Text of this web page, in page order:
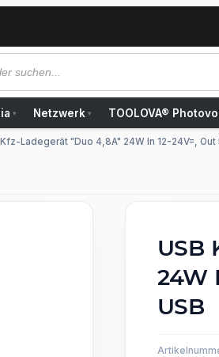
▾ Netzwerk ▾ TOOLOVA®
Ladegerät "Duo 4,8A" 24W In 12-24V=, Out
USB
24W
USB